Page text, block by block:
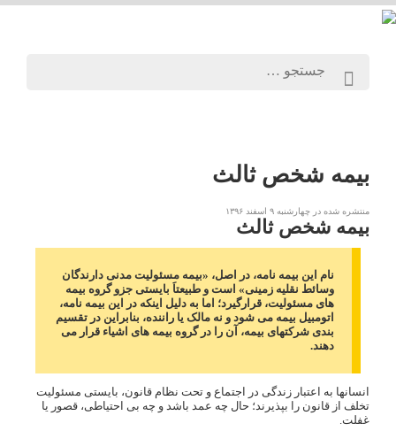
بیمه شخص ثالث
منتشره شده در چهارشنبه ۹ اسفند ۱۳۹۶
بیمه شخص ثالث
نام این بیمه نامه، در اصل، «بیمه مسئولیت مدنی دارندگان
وسائط نقلیه زمینی» است و طبیعتاَ بایستی جزو گروه بیمه
های مسئولیت، قرارگیرد؛ اما به دلیل اینکه در این بیمه نامه،
اتومبیل بیمه می شود و نه مالک یا راننده، بنابراین در تقسیم
بندی شرکتهای بیمه، آن را در گروه بیمه های اشیاء قرار می
دهند.
انسانها به اعتبار زندگی در اجتماع و تحت نظام قانون، بایستی مسئولیت
تخلف از قانون را بپذیرند؛ حال چه عمد باشد و چه بی احتیاطی، قصور یا
غفلت.